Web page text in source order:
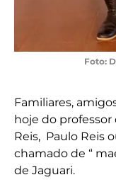
Foto:
Familiares,
hoje do professor
Reis, Paulo Reis
chamado de “
de Jaguari.